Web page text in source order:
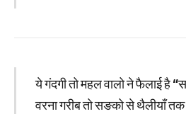
ये गंदगी तो महल वालो ने फैलाई है
वरना गरीब तो सङको से थैलीयाँ